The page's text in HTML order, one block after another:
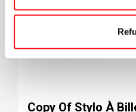
Copy Of Stylo À